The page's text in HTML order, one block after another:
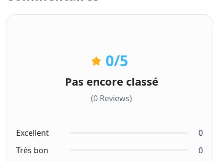
0/5
Pas encore classé
(0 Reviews)
Excellent
0
Très bon
0